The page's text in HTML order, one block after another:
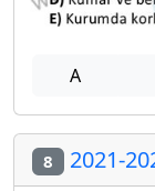
A
8 2021-